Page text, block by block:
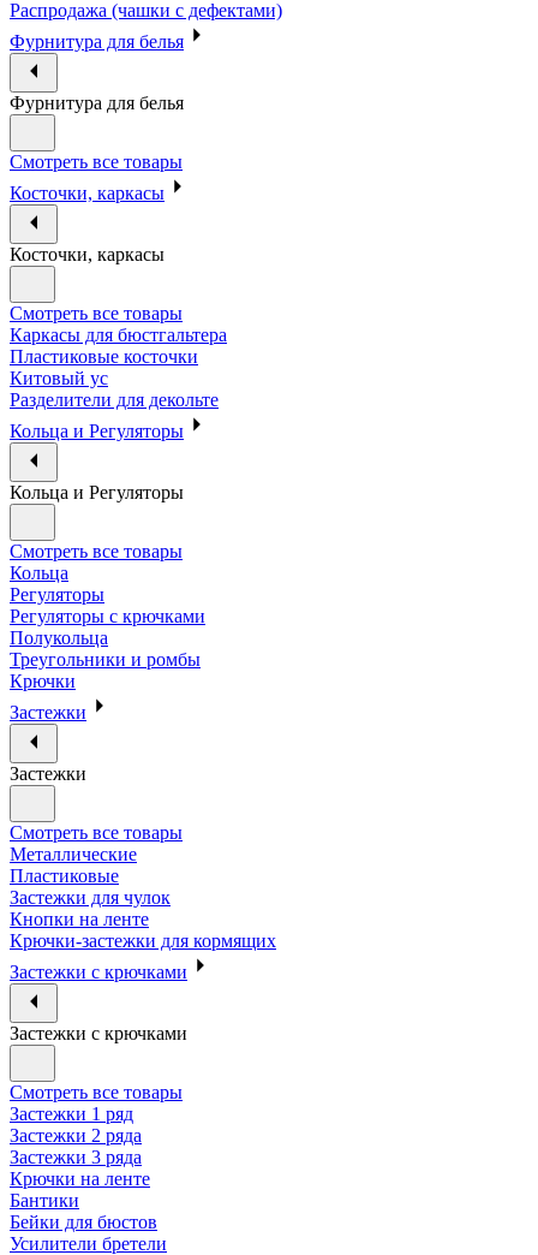
Распродажа (чашки с дефектами)
Фурнитура для белья
Фурнитура для белья
Смотреть все товары
Косточки, каркасы
Косточки, каркасы
Смотреть все товары
Каркасы для бюстгальтера
Пластиковые косточки
Китовый ус
Разделители для декольте
Кольца и Регуляторы
Кольца и Регуляторы
Смотреть все товары
Кольца
Регуляторы
Регуляторы с крючками
Полукольца
Треугольники и ромбы
Крючки
Застежки
Застежки
Смотреть все товары
Металлические
Пластиковые
Застежки для чулок
Кнопки на ленте
Крючки-застежки для кормящих
Застежки с крючками
Застежки с крючками
Смотреть все товары
Застежки 1 ряд
Застежки 2 ряда
Застежки 3 ряда
Крючки на ленте
Бантики
Бейки для бюстов
Усилители бретели